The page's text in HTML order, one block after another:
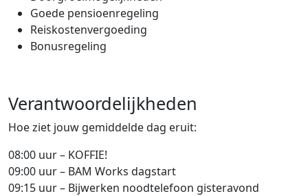
Goede pensioenregeling
Reiskostenvergoeding
Bonusregeling
Verantwoordelijkheden
Hoe ziet jouw gemiddelde dag eruit:
08:00 uur – KOFFIE!
09:00 uur – BAM Works dagstart
09:15 uur – Bijwerken noodtelefoon gisteravond